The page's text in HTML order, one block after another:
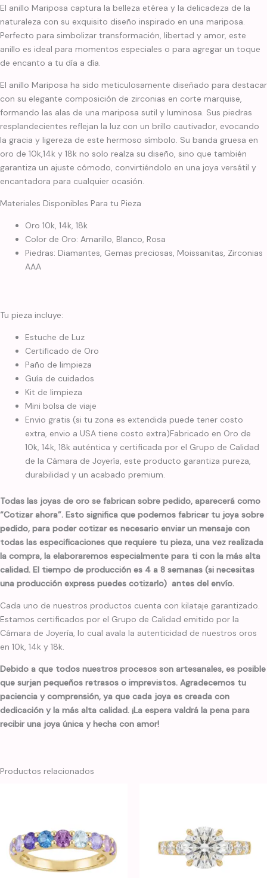
El anillo Mariposa captura la belleza etérea y la delicadeza de la
naturaleza con su exquisito diseño inspirado en una mariposa.
Perfecto para simbolizar transformación, libertad y amor, este
anillo es ideal para momentos especiales o para agregar un toque
de encanto a tu día a día.
El anillo Mariposa ha sido meticulosamente diseñado para destacar
con su elegante composición de zirconias en corte marquise,
formando las alas de una mariposa sutil y luminosa. Sus piedras
resplandecientes reflejan la luz con un brillo cautivador, evocando
la gracia y ligereza de este hermoso símbolo. Su banda gruesa en
oro de 10k,14k y 18k no solo realza su diseño, sino que también
garantiza un ajuste cómodo, convirtiéndolo en una joya versátil y
encantadora para cualquier ocasión.
Materiales Disponibles Para tu Pieza
Oro 10k, 14k, 18k
Color de Oro: Amarillo, Blanco, Rosa
Piedras: Diamantes, Gemas preciosas, Moissanitas, Zirconias
AAA
Tu pieza incluye:
Estuche de Luz
Certificado de Oro
Paño de limpieza
Guía de cuidados
Kit de limpieza
Mini bolsa de viaje
Envio gratis (si tu zona es extendida puede tener costo
extra, envio a USA tiene costo extra)Fabricado en Oro de
10k, 14k, 18k auténtica y certificada por el Grupo de Calidad
de la Cámara de Joyería, este producto garantiza pureza,
durabilidad y un acabado premium.
Todas las joyas de oro se fabrican sobre pedido, aparecerá como
“Cotizar ahora”. Esto significa que podemos fabricar tu joya sobre
pedido, para poder cotizar es necesario enviar un mensaje con
todas las especificaciones que requiere tu pieza, una vez realizada
la compra, la elaboraremos especialmente para ti con la más alta
calidad. El tiempo de producción es 4 a 8 semanas (si necesitas
una producción express puedes cotizarlo) antes del envío.
Cada uno de nuestros productos cuenta con kilataje garantizado.
Estamos certificados por el Grupo de Calidad emitido por la
Cámara de Joyería, lo cual avala la autenticidad de nuestros oros
en 10k, 14k y 18k.
Debido a que todos nuestros procesos son artesanales, es posible
que surjan pequeños retrasos o imprevistos. Agradecemos tu
paciencia y comprensión, ya que cada joya es creada con
dedicación y la más alta calidad. ¡La espera valdrá la pena para
recibir una joya única y hecha con amor!
Productos relacionados